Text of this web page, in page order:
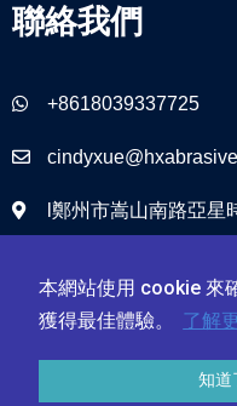
本網站使用 cookie 來
獲得最佳體驗。
了解
知道
聯絡我們
+8618039337725
l鄭州市嵩山南路亞星
鄭州海旭磨料磨俱股份